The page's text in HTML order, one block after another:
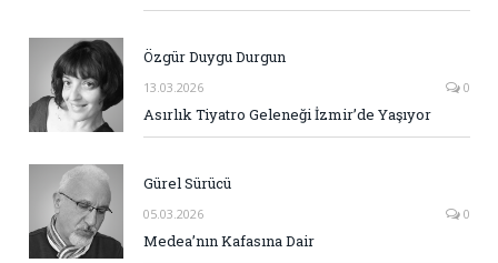
Özgür Duygu Durgun
13.03.2026 0
Asırlık Tiyatro Geleneği İzmir’de Yaşıyor
Gürel Sürücü
05.03.2026 0
Medea’nın Kafasına Dair